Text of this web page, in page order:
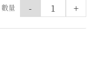
數量 +
-